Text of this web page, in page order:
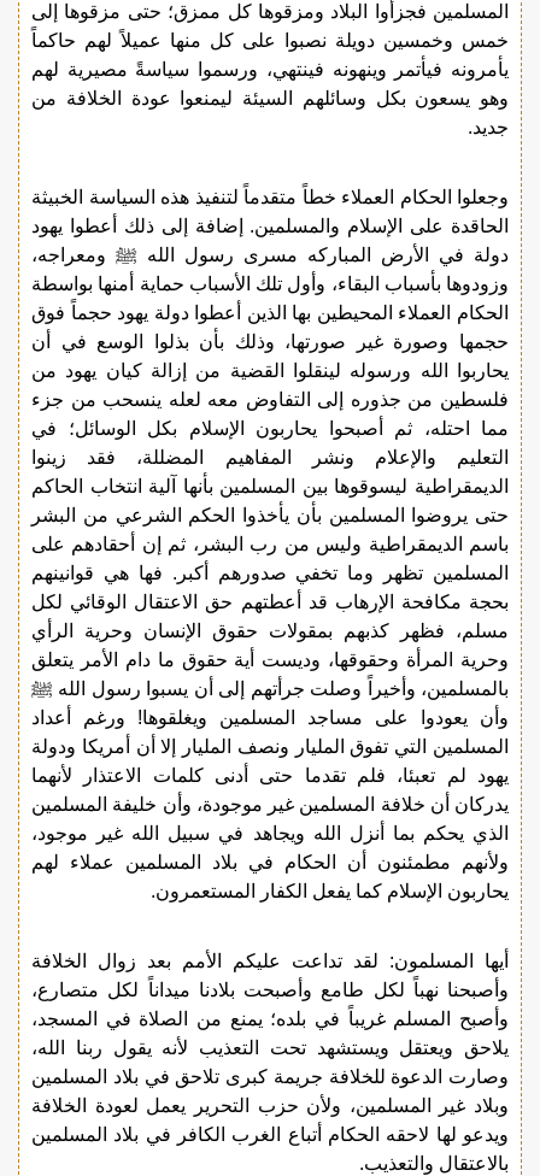
المسلمين فجزأوا البلاد ومزقوها كل ممزق؛ حتى مزقوها إلى
خمس وخمسين دويلة نصبوا على كل منها عميلاً لهم حاكماً
يأمرونه فيأتمر وينهونه فينتهي، ورسموا سياسةً مصيرية لهم
وهو يسعون بكل وسائلهم السيئة ليمنعوا عودة الخلافة من
جديد.
وجعلوا الحكام العملاء خطاً متقدماً لتنفيذ هذه السياسة الخبيثة
الحاقدة على الإسلام والمسلمين. إضافة إلى ذلك أعطوا يهود
دولة في الأرض المباركه مسرى رسول الله ﷺ ومعراجه،
وزودوها بأسباب البقاء، وأول تلك الأسباب حماية أمنها بواسطة
الحكام العملاء المحيطين بها الذين أعطوا دولة يهود حجماً فوق
حجمها وصورة غير صورتها، وذلك بأن بذلوا الوسع في أن
يحاربوا الله ورسوله لينقلوا القضية من إزالة كيان يهود من
فلسطين من جذوره إلى التفاوض معه لعله ينسحب من جزء
مما احتله، ثم أصبحوا يحاربون الإسلام بكل الوسائل؛ في
التعليم والإعلام ونشر المفاهيم المضللة، فقد زينوا
الديمقراطية ليسوقوها بين المسلمين بأنها آلية انتخاب الحاكم
حتى يروضوا المسلمين بأن يأخذوا الحكم الشرعي من البشر
باسم الديمقراطية وليس من رب البشر، ثم إن أحقادهم على
المسلمين تظهر وما تخفي صدورهم أكبر. فها هي قوانينهم
بحجة مكافحة الإرهاب قد أعطتهم حق الاعتقال الوقائي لكل
مسلم، فظهر كذبهم بمقولات حقوق الإنسان وحرية الرأي
وحرية المرأة وحقوقها، وديست أية حقوق ما دام الأمر يتعلق
بالمسلمين، وأخيراً وصلت جرأتهم إلى أن يسبوا رسول الله ﷺ
وأن يعودوا على مساجد المسلمين ويغلقوها! ورغم أعداد
المسلمين التي تفوق المليار ونصف المليار إلا أن أمريكا ودولة
يهود لم تعبئا، فلم تقدما حتى أدنى كلمات الاعتذار لأنهما
يدركان أن خلافة المسلمين غير موجودة، وأن خليفة المسلمين
الذي يحكم بما أنزل الله ويجاهد في سبيل الله غير موجود،
ولأنهم مطمئنون أن الحكام في بلاد المسلمين عملاء لهم
يحاربون الإسلام كما يفعل الكفار المستعمرون.
أيها المسلمون: لقد تداعت عليكم الأمم بعد زوال الخلافة
وأصبحنا نهباً لكل طامع وأصبحت بلادنا ميداناً لكل متصارع،
وأصبح المسلم غريباً في بلده؛ يمنع من الصلاة في المسجد،
يلاحق ويعتقل ويستشهد تحت التعذيب لأنه يقول ربنا الله،
وصارت الدعوة للخلافة جريمة كبرى تلاحق في بلاد المسلمين
وبلاد غير المسلمين، ولأن حزب التحرير يعمل لعودة الخلافة
ويدعو لها لاحقه الحكام أتباع الغرب الكافر في بلاد المسلمين
بالاعتقال والتعذيب.